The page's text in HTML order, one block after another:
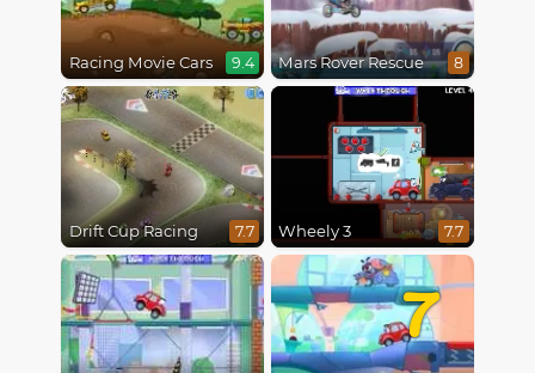
Racing Movie Cars 9.4 Mars Rover Rescue 8
Drift Cup Racing 7.7 Wheely 3 7.7
7